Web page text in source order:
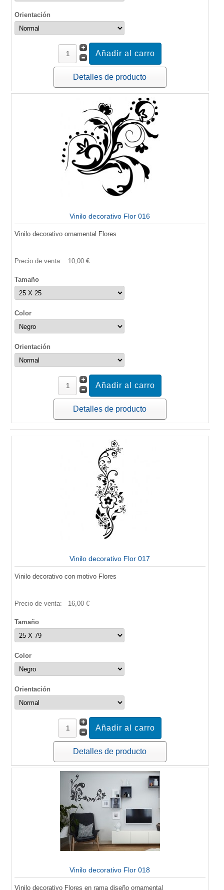
Orientación
Detalles de producto
Vinilo decorativo Flor 016
Vinilo decorativo ornamental Flores
Precio de venta: 10,00 €
Tamaño
Color
Orientación
Detalles de producto
Vinilo decorativo Flor 017
Vinilo decorativo con motivo Flores
Precio de venta: 16,00 €
Tamaño
Color
Orientación
Detalles de producto
Vinilo decorativo Flor 018
Vinilo decorativo Flores en rama diseño ornamental